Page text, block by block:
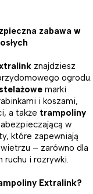
zabawa w
znajdziesz
ogrodu.
marki
i koszami,
a także trampoliny
w
które zapewniają
– zarówno dla
ruchu i rozrywki.
Extralink?